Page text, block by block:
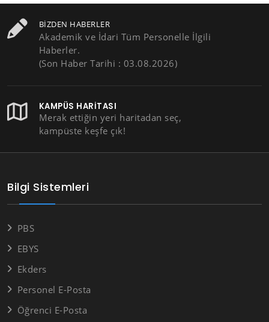
BIZDEN HABERLER
Akademik ve İdari Tüm Personelle İlgili
Haberler.
(Son Haber Tarihi : 03.08.2026)
KAMPÜS HARITASI
Merak ettiğin yeri haritadan seç,
kampüste keşfe çık!
Bilgi Sistemleri
PBS
EBYS
Ekders
Personel E-Posta
Öğrenci E-Posta